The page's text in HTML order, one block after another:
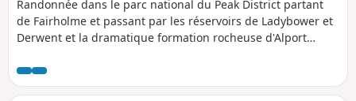
Randonnée dans le parc national du Peak District partant
de Fairholme et passant par les réservoirs de Ladybower et
Derwent et la dramatique formation rocheuse d'Alport